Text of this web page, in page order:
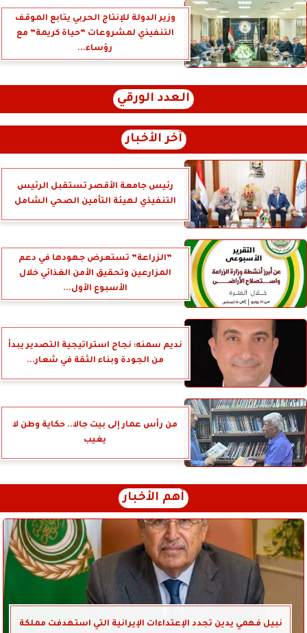
وزير الدولة للإنتاج الحربي يتابع الموقف
التنفيذي لمشروعات ”حياة كريمة” مع
رؤساء...
العدد الورقي
آخر الأخبار
رئيس جامعة الأقصر تستقبل الرئيس
التنفيذي لهيئة التأمين الصحي الشامل
”الزراعة” تستعرض جهودها في دعم
المزارعين وتحقيق الأمن الغذائي خلال
الأسبوع الأول...
نديم سمنه: نجاح استراتيجية التصدير يبدأ
من الجودة وبناء الثقة في شعار...
من رأس عمار إلى بيت جالا.. حكاية وطن لا
يغيب
أهم الأخبار
نبيل فهمي يدين تجدد الإعتداءات الإيرانية التي استهدفت مملكة